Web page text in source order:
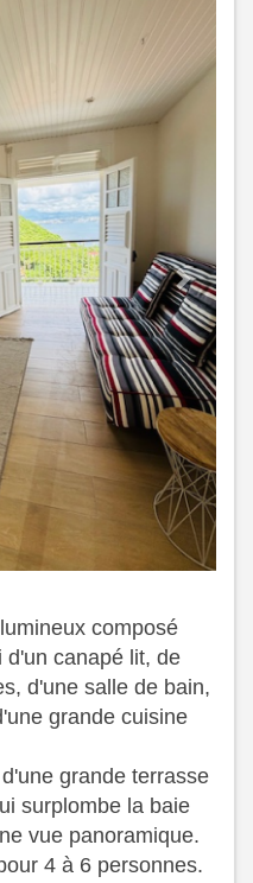
composé
d'un canapé lit, de
d'une salle de bain,
grande cuisine
grande terrasse
surplombe la baie
vue panoramique.
4 à 6 personnes.